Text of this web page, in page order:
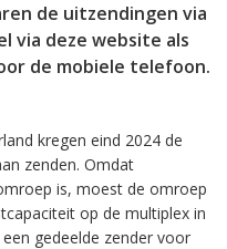
de uitzendingen via
via deze website als
de mobiele telefoon.
kregen eind 2024 de
zenden. Omdat
is, moest de omroep
op de multiplex in
gedeelde zender voor